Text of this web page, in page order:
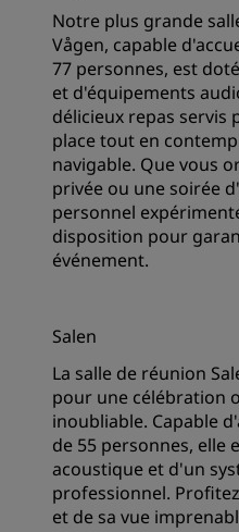
Notre plus grande
Vågen, capable
77 personnes, est
et d'équipements
délicieux repas
place tout en
navigable. Que vous
privée ou une soirée
personnel
disposition pour
événement.
Salen
La salle de réunion
pour une célébration
inoubliable. Capable
de 55 personnes, elle
acoustique et d'un
professionnel.
et de sa vue